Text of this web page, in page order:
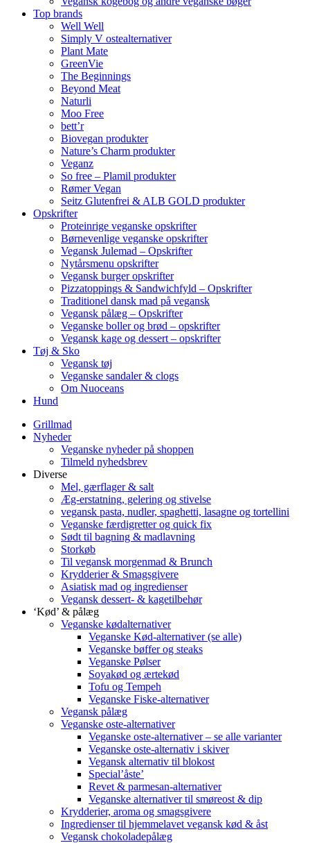
Top brands
Well Well
Simply V ostealternativer
Plant Mate
GreenVie
The Beginnings
Beyond Meat
Naturli
Moo Free
bett’r
Biovegan produkter
Nature’s Charm produkter
Veganz
So free – Plamil produkter
Rømer Vegan
Seitz Glutenfrei & ALB GOLD produkter
Opskrifter
Proteinrige veganske opskrifter
Børnevenlige veganske opskrifter
Vegansk Julemad – Opskrifter
Nytårsmenu opskrifter
Vegansk burger opskrifter
Pizzatoppings & Sandwichfyld – Opskrifter
Traditionel dansk mad på vegansk
Vegansk pålæg – Opskrifter
Veganske boller og brød – opskrifter
Vegansk kage og dessert – opskrifter
Tøj & Sko
Vegansk tøj
Veganske sandaler & clogs
Om Nuoceans
Hund
Grillmad
Nyheder
Veganske nyheder på shoppen
Tilmeld nyhedsbrev
Diverse
Mel, gærflager & salt
Æg-erstatning, gelering og stivelse
vegansk pasta, nudler, spaghetti, lasagne og tortellini
Veganske færdigretter og quick fix
Sødt til bagning & madlavning
Storkøb
Til vegansk morgenmad & Brunch
Krydderier & Smagsgivere
Asiatisk mad og ingredienser
Vegansk dessert- & kagetilbehør
‘Kød’ & pålæg
Veganske kødalternativer
Veganske Kød-alternativer (se alle)
Veganske bøffer og steaks
Veganske Pølser
Soyakød og ærtekød
Tofu og Tempeh
Veganske Fiske-alternativer
Vegansk pålæg
Veganske oste-alternativer
Veganske oste-alternativer – se alle varianter
Veganske oste-alternativ i skiver
Vegansk alternativ til blokost
Special’åste’
Revet & parmesan-alternativer
Veganske alternativer til smøreost & dip
Krydderier, aroma og smagsgivere
Ingredienser til hjemmelavet vegansk kød & åst
Vegansk chokoladepålæg